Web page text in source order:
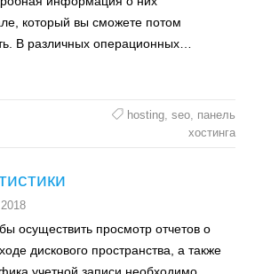
который вы сможете потом
В различных операционных…
hosting, seo, панель
хостинга
осуществить просмотр отчетов о
дискового пространства, а также